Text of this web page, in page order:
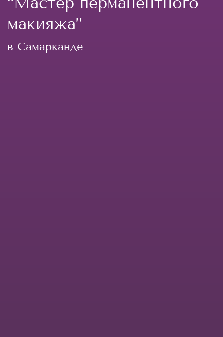
макияжа”
в Самарканде